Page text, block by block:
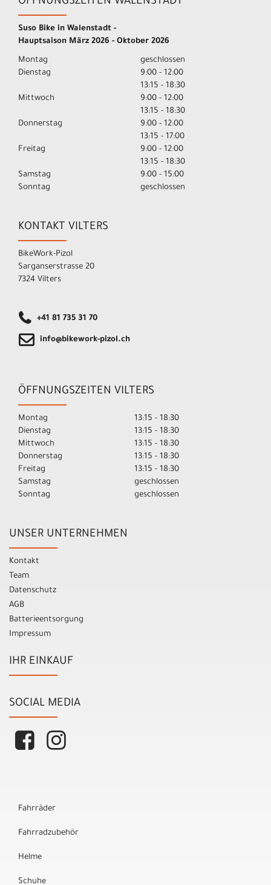
Suso Bike in Walenstadt -
Hauptsaison März 2026 - Oktober 2026
Montag
geschlossen
Dienstag
9:00 - 12:00
13:15 - 18:30
Mittwoch
9:00 - 12:00
13:15 - 18:30
Donnerstag
9:00 - 12:00
13:15 - 17:00
Freitag
9:00 - 12:00
13:15 - 18:30
Samstag
9:00 - 15:00
Sonntag
geschlossen
KONTAKT VILTERS
BikeWork-Pizol
Sarganserstrasse 20
7324 Vilters
+41 81 735 31 70
info@bikework-pizol.ch
ÖFFNUNGSZEITEN VILTERS
Montag
13:15 - 18:30
Dienstag
13:15 - 18:30
Mittwoch
13:15 - 18:30
Donnerstag
13:15 - 18:30
Freitag
13:15 - 18:30
Samstag
geschlossen
Sonntag
geschlossen
UNSER UNTERNEHMEN
Kontakt
Team
Datenschutz
AGB
Batterieentsorgung
Impressum
IHR EINKAUF
SOCIAL MEDIA
Fahrräder
Fahrradzubehör
Helme
Schuhe